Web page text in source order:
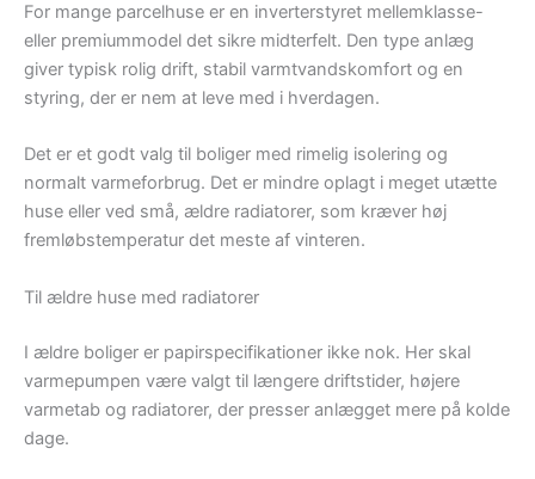
For mange parcelhuse er en inverterstyret mellemklasse-
eller premiummodel det sikre midterfelt. Den type anlæg
giver typisk rolig drift, stabil varmtvandskomfort og en
styring, der er nem at leve med i hverdagen.
Det er et godt valg til boliger med rimelig isolering og
normalt varmeforbrug. Det er mindre oplagt i meget utætte
huse eller ved små, ældre radiatorer, som kræver høj
fremløbstemperatur det meste af vinteren.
Til ældre huse med radiatorer
I ældre boliger er papirspecifikationer ikke nok. Her skal
varmepumpen være valgt til længere driftstider, højere
varmetab og radiatorer, der presser anlægget mere på kolde
dage.